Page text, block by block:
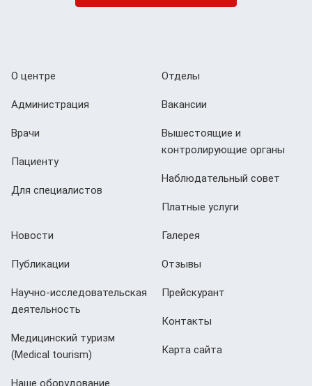
О центре
Администрация
Врачи
Пациенту
Для специалистов
Отделы
Вакансии
Вышестоящие и
контролирующие органы
Наблюдательный совет
Платные услуги
Новости
Публикации
Научно-исследовательская
деятельность
Медицинский туризм
(Мedical tourism)
Наше оборудование
Галерея
Отзывы
Прейскурант
Контакты
Карта сайта